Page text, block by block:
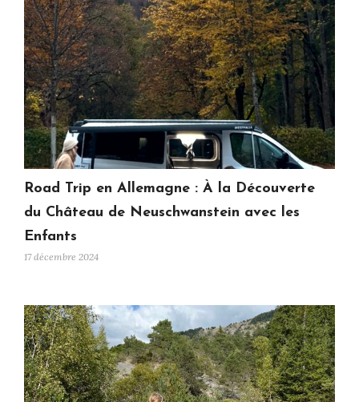
Road Trip en Allemagne : À la Découverte
du Château de Neuschwanstein avec les
Enfants
17 décembre 2024